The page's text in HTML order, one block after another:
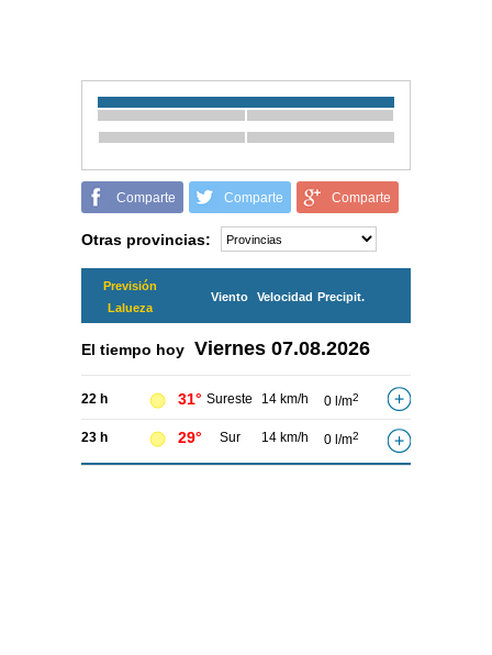
Comparte Comparte Comparte
Otras provincias:
Previsión
Lalueza
Viento Velocidad Precipit.
El tiempo hoy Viernes 07.08.2026
22 h 31° Sureste 14 km/h 0 l/m2
23 h 29° Sur 14 km/h 0 l/m2